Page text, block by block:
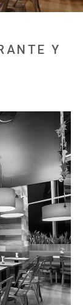
Y